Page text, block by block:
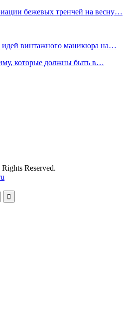
бежевых тренчей на весну…
идей винтажного маникюра на…
которые должны быть в…
Reserved.